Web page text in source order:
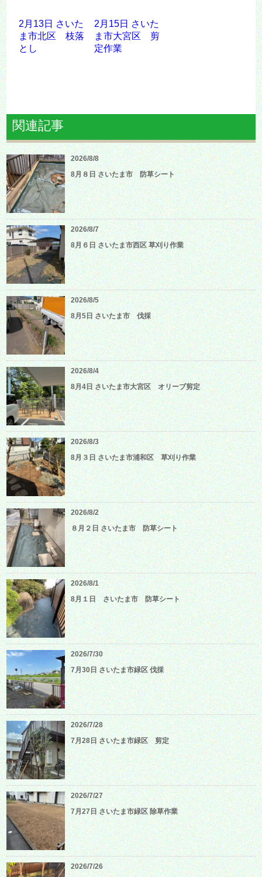
2月13日 さいた
ま市北区 枝落
とし
2月15日 さいた
ま市大宮区 剪
定作業
関連記事
2026/8/8
8月８日 さいたま市 防草シート
2026/8/7
8月６日 さいたま市西区 草刈り作業
2026/8/5
8月5日 さいたま市 伐採
2026/8/4
8月4日 さいたま市大宮区 オリーブ剪定
2026/8/3
8月３日 さいたま市浦和区 草刈り作業
2026/8/2
８月２日 さいたま市 防草シート
2026/8/1
8月１日 さいたま市 防草シート
2026/7/30
7月30日 さいたま市緑区 伐採
2026/7/28
7月28日 さいたま市緑区 剪定
2026/7/27
7月27日 さいたま市緑区 除草作業
2026/7/26